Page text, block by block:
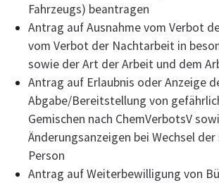
Fahrzeugs) beantragen
Antrag auf Ausnahme vom Verbot
vom Verbot der Nachtarbeit in
sowie der Art der Arbeit und dem
Antrag auf Erlaubnis oder Anzeige
Abgabe/Bereitstellung von
Gemischen nach ChemVerbotsV
Änderungsanzeigen bei Wechsel
Person
Antrag auf Weiterbewilligung von